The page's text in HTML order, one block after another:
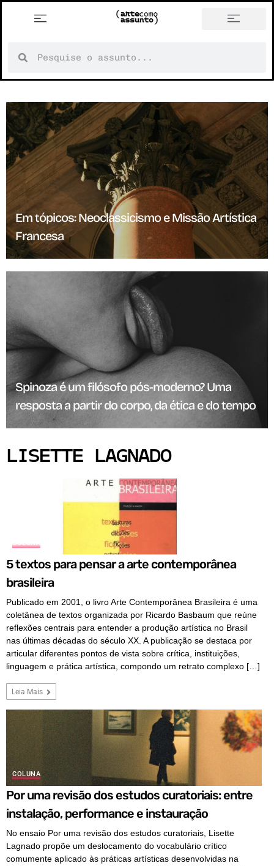
Em tópicos: Neoclassicismo e Missão Artística
Francesa
Spinoza é um filósofo pós-moderno? Uma
resposta a partir do corpo, da ética e do tempo
LISETTE LAGNADO
COLUNA
5 textos para pensar a arte contemporânea
brasileira
Publicado em 2001, o livro Arte Contemporânea Brasileira é uma
coletânea de textos organizada por Ricardo Basbaum que reúne
reflexões centrais para entender a produção artística no Brasil
nas últimas décadas do século XX. A publicação se destaca por
articular diferentes pontos de vista sobre crítica, instituições,
linguagem e prática artística, compondo um retrato complexo […]
Leia Mais
COLUNA
Por uma revisão dos estudos curatoriais: entre
instalação, performance e instauração
No ensaio Por uma revisão dos estudos curatoriais, Lisette
Lagnado propõe um deslocamento do vocabulário crítico
comumente aplicado às práticas artísticas desenvolvidas na